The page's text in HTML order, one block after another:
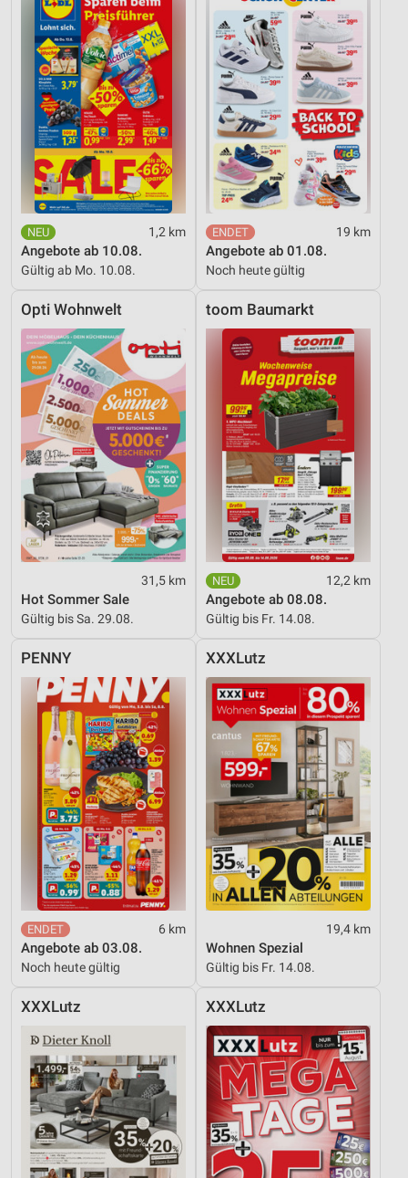
1,2 km
Angebote ab 10.08.
Gültig ab Mo. 10.08.
19 km
Angebote ab 01.08.
Noch heute gültig
Opti Wohnwelt
31,5 km
Hot Sommer Sale
Gültig bis Sa. 29.08.
toom Baumarkt
12,2 km
Angebote ab 08.08.
Gültig bis Fr. 14.08.
PENNY
6 km
Angebote ab 03.08.
Noch heute gültig
XXXLutz
19,4 km
Wohnen Spezial
Gültig bis Fr. 14.08.
XXXLutz XXXLutz